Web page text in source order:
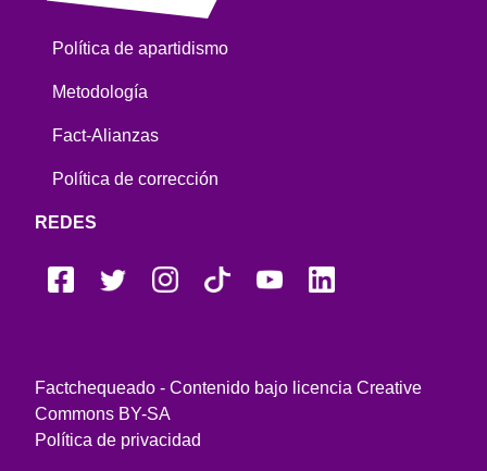
Política de apartidismo
Metodología
Fact-Alianzas
Política de corrección
REDES
Factchequeado - Contenido bajo licencia Creative
Commons BY-SA
Política de privacidad